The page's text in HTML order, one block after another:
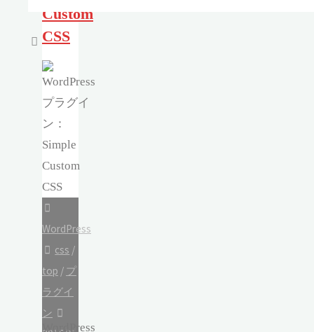
Custom
CSS
WordPress
css /
top / プ
ラグイ
ン
WordPress